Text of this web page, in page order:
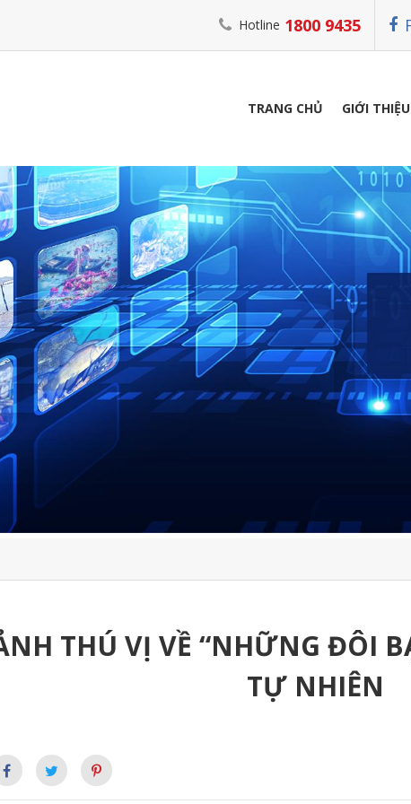
Hotline 1800 9435
TRANG CHỦ GIỚI THIỆU
THÚ VỊ VỀ “NHỮNG ĐÔI
TỰ NHIÊN